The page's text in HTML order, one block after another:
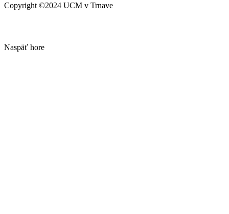
Copyright ©2024 UCM v Trnave
Naspäť hore